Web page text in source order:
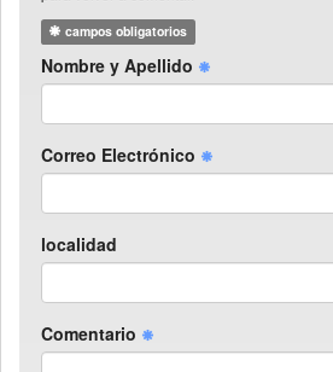
campos obligatorios
Nombre y Apellido
Correo Electrónico
localidad
Comentario